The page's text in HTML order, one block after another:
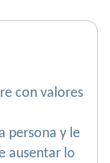
con valores
persona y le
ausentar lo